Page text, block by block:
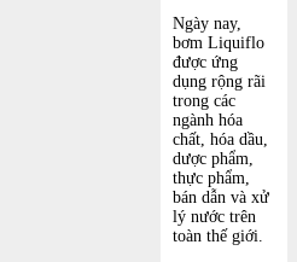
Ngày nay,
bơm Liquiflo
được ứng
dụng rộng rãi
trong các
ngành hóa
chất, hóa dầu,
dược phẩm,
thực phẩm,
bán dẫn và xử
lý nước trên
toàn thế giới.